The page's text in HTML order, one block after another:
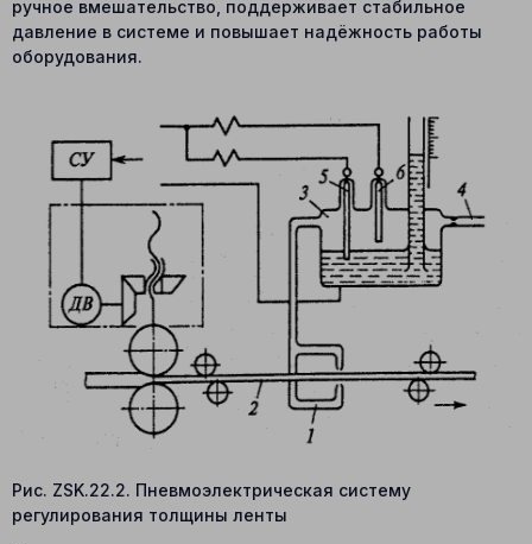
ручное вмешательство, поддерживает стабильное
давление в системе и повышает надёжность работы
оборудования.
Рис. ZSK.22.2. Пневмоэлектрическая систему
регулирования толщины ленты